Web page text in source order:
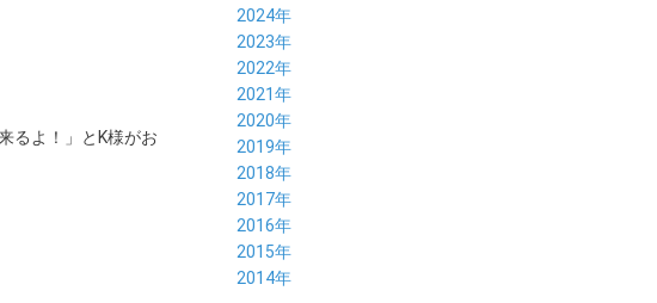
るよ！」とK様がお
12月 (10)
11月 (8)
10月 (8)
09月 (8)
08月 (9)
07月 (7)
06月 (9)
05月 (8)
04月 (8)
03月 (9)
02月 (8)
01月 (8)
2024年
12月 (8)
11月 (9)
10月 (8)
09月 (9)
08月 (7)
07月 (8)
06月 (8)
05月 (8)
04月 (8)
03月 (8)
02月 (9)
2023年
12月 (8)
11月 (8)
10月 (8)
09月 (8)
08月 (9)
07月 (9)
06月 (8)
05月 (9)
04月 (9)
03月 (8)
2022年
12月 (9)
11月 (5)
10月 (4)
09月 (5)
08月 (4)
07月 (4)
06月 (5)
05月 (5)
04月 (2)
2021年
12月 (6)
11月 (4)
10月 (3)
09月 (7)
08月 (5)
07月 (4)
06月 (6)
05月 (6)
2020年
12月 (3)
11月 (6)
10月 (7)
09月 (7)
08月 (5)
07月 (5)
06月 (7)
2019年
12月 (9)
11月 (5)
10月 (7)
09月 (11)
08月 (6)
07月 (5)
2018年
12月 (6)
11月 (7)
10月 (6)
09月 (8)
08月 (4)
2017年
12月 (6)
11月 (4)
10月 (5)
2016年
12月 (7)
11月 (4)
2015年
12月 (6)
2014年